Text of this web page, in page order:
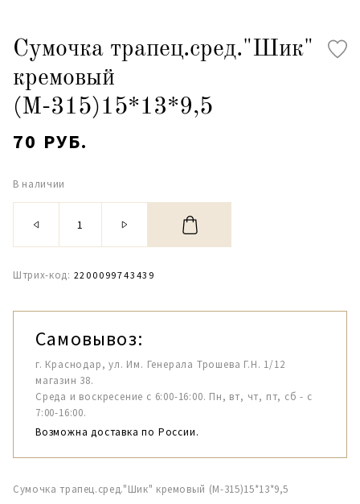
Сумочка трапец.сред."Шик"
кремовый
(М-315)15*13*9,5
70 РУБ.
В наличии
Штрих-код: 2200099743439
Самовывоз:
г. Краснодар, ул. Им. Генерала Трошева Г.Н. 1/12
магазин 38.
Среда и воскресение с 6:00-16:00. Пн, вт, чт, пт, сб - с
7:00-16:00.
Возможна доставка по России.
Сумочка трапец.сред."Шик" кремовый (М-315)15*13*9,5